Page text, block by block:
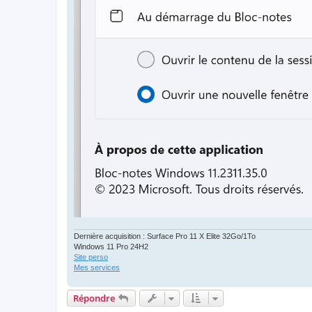
Dernière acquisition : Surface Pro 11 X Elite 32Go/1To
Windows 11 Pro 24H2
Site perso
Mes services
Répondre